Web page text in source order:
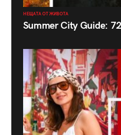
НЕЩАТА ОТ ЖИВОТА
Summer City Guide: